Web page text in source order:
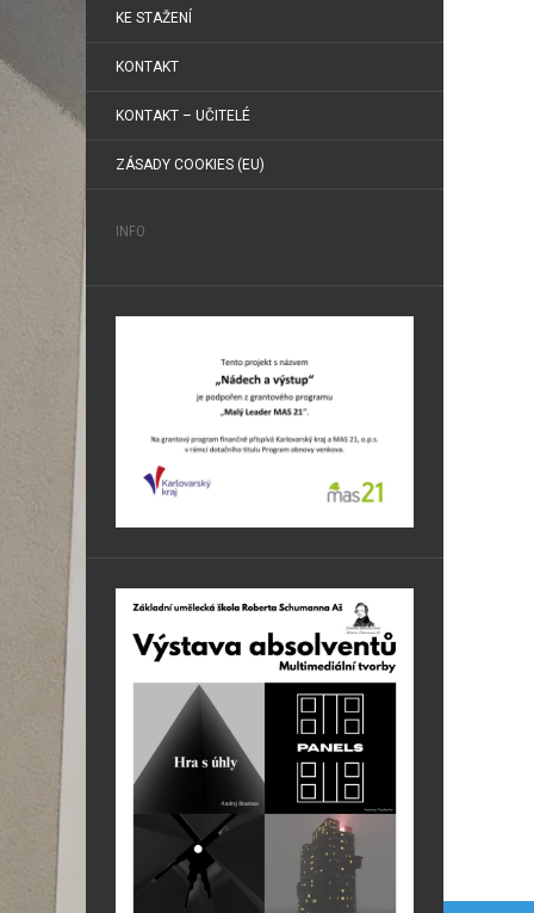
KE STAŽENÍ
KONTAKT
KONTAKT – UČITELÉ
ZÁSADY COOKIES (EU)
INFO